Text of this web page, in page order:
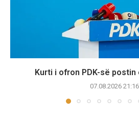
Kurti i ofron PDK-së
07.08.2026 21:16